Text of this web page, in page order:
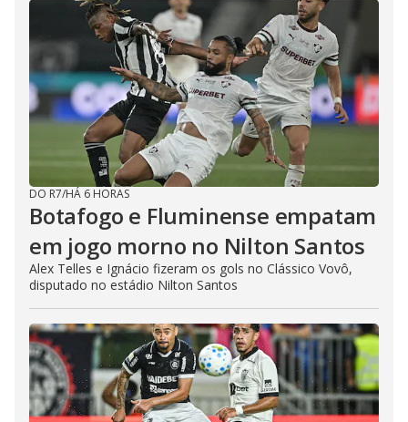
DO R7/HÁ 6 HORAS
Botafogo e Fluminense empatam
em jogo morno no Nilton Santos
Alex Telles e Ignácio fizeram os gols no Clássico Vovô,
disputado no estádio Nilton Santos